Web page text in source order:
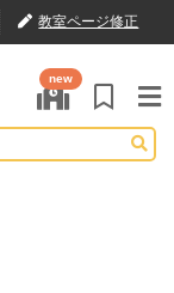
教室ページ修正
new